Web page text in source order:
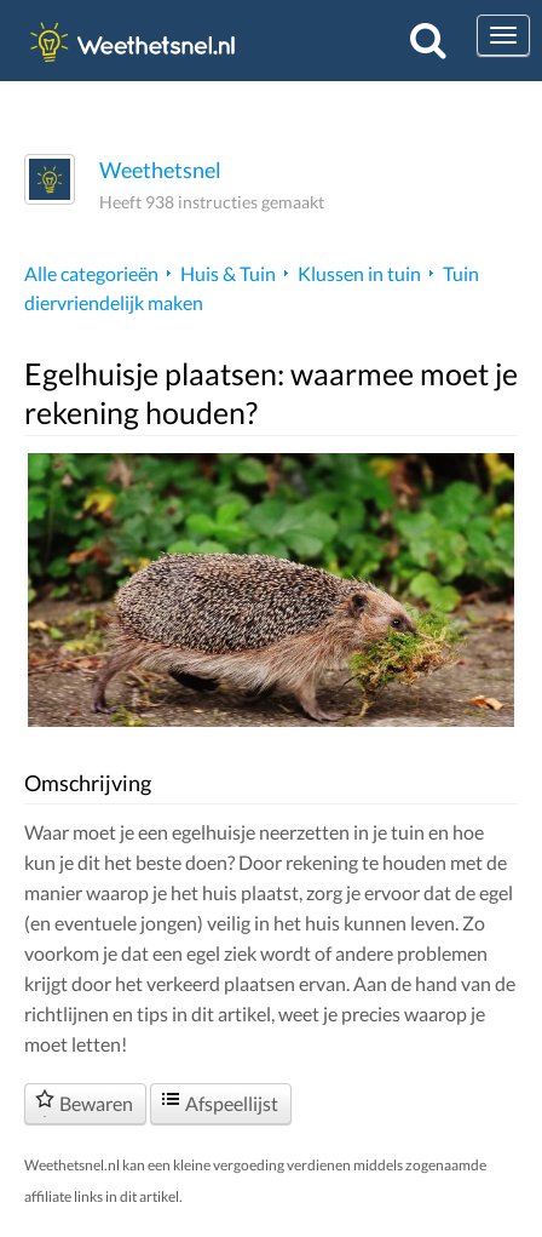
Weethetsnel
Heeft 938 instructies gemaakt
Alle categorieën Huis & Tuin Klussen in tuin
Tuin
diervriendelijk maken
Egelhuisje plaatsen: waarmee moet je
rekening houden?
Omschrijving
Waar moet je een egelhuisje neerzetten in je tuin en hoe
kun je dit het beste doen? Door rekening te houden met de
manier waarop je het huis plaatst, zorg je ervoor dat de egel
(en eventuele jongen) veilig in het huis kunnen leven. Zo
voorkom je dat een egel ziek wordt of andere problemen
krijgt door het verkeerd plaatsen ervan. Aan de hand van de
richtlijnen en tips in dit artikel, weet je precies waarop je
moet letten!
Bewaren Afspeellijst
Weethetsnel.nl kan een kleine vergoeding verdienen middels zogenaamde
affiliate links in dit artikel.